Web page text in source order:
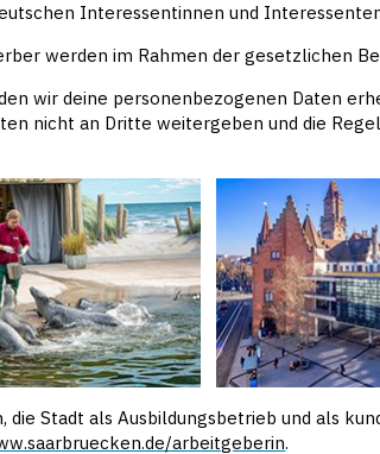
Interessentinnen und
werden im Rahmen der gesetzlichen
wir deine personenbezogenen Daten
nicht an Dritte weitergeben und die
die Stadt als Ausbildungsbetrieb und als
arbeitgeberin.